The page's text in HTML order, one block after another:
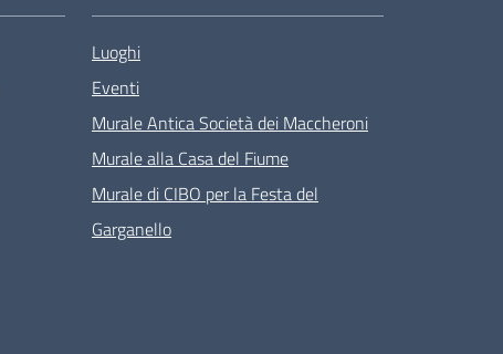
Luoghi
Eventi
Murale Antica Società dei Maccheroni
Murale alla Casa del Fiume
Murale di CIBO per la Festa del
Garganello